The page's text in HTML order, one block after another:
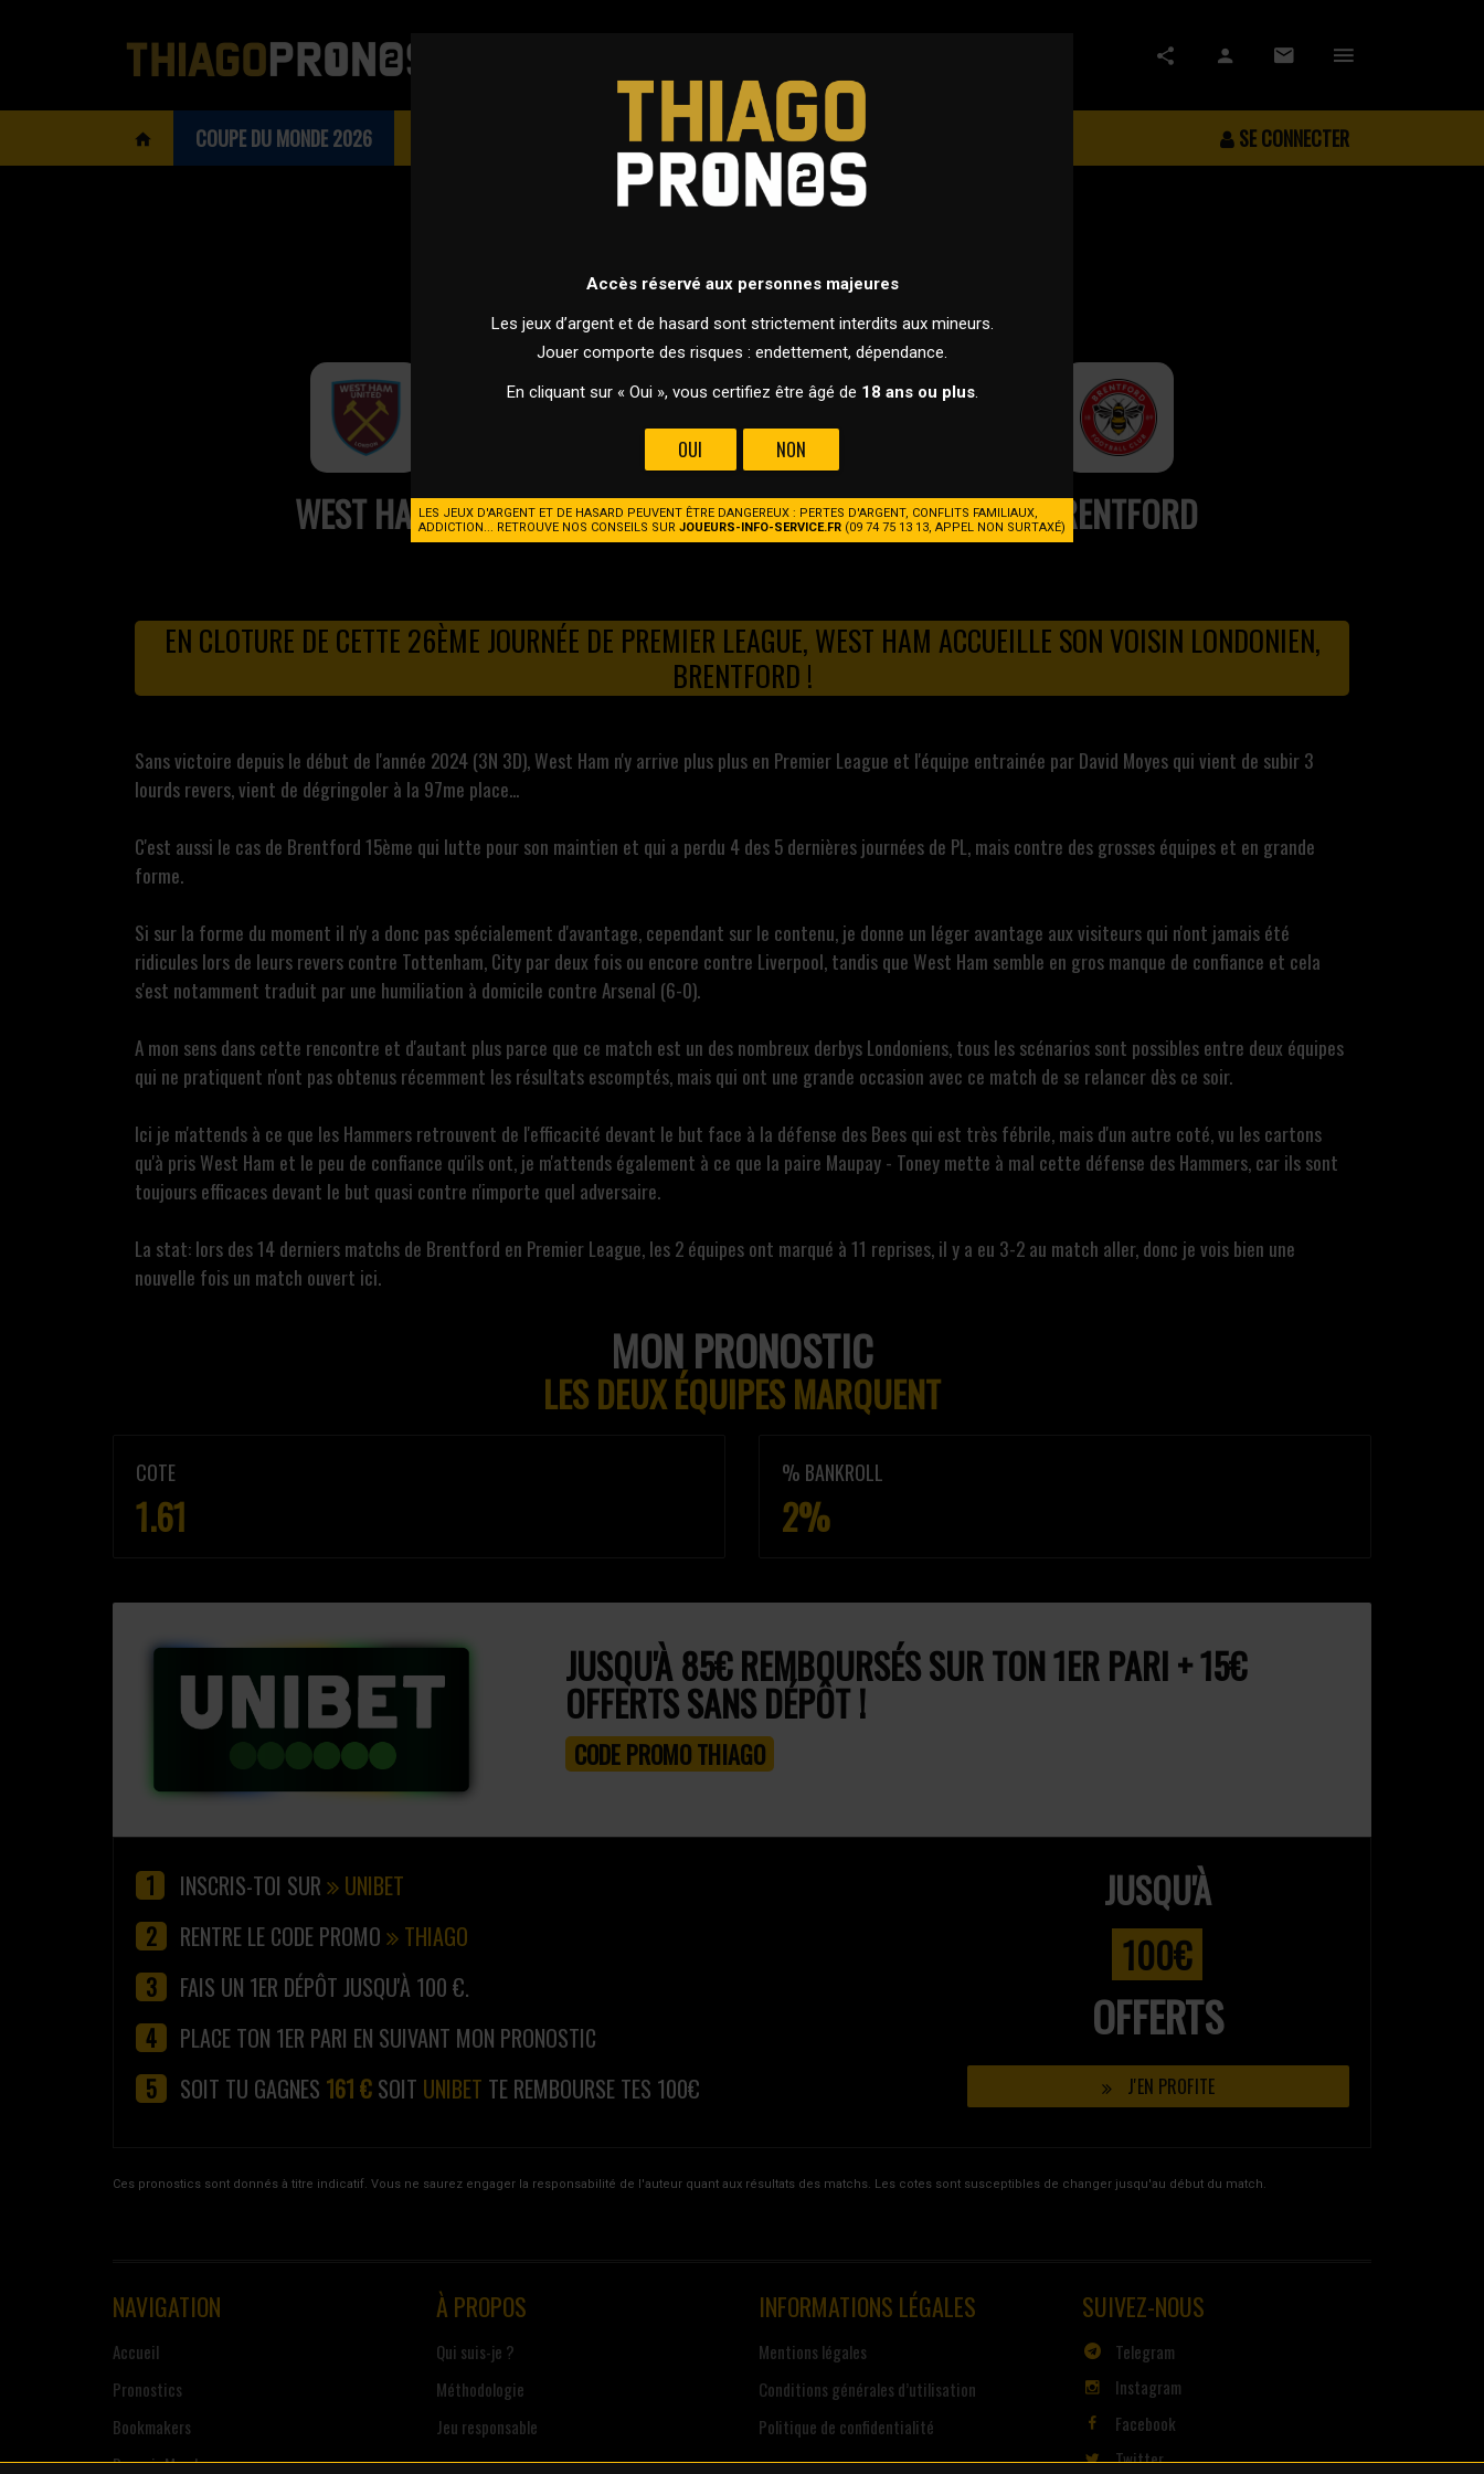
SE CONNECTER
COUPE DU MONDE 2026 PRONOSTICS DEVENIR MEMBRE
26 FÉVRIER 2024 À 21H00
WEST HAM
VS
BRENTFORD
EN CLOTURE DE CETTE 26ÈME JOURNÉE DE PREMIER LEAGUE, WEST HAM ACCUEILLE SON VOISIN LONDONIEN,
BRENTFORD !
Sans victoire depuis le début de l'année 2024 (3N 3D), West Ham n'y arrive plus plus en Premier League et l'équipe entrainée par David Moyes qui vient de subir 3
lourds revers, vient de dégringoler à la 97me place...
C'est aussi le cas de Brentford 15ème qui lutte pour son maintien et qui a perdu 4 des 5 dernières journées de PL, mais contre des grosses équipes et en grande
forme.
Si sur la forme du moment il n'y a donc pas spécialement d'avantage, cependant sur le contenu, je donne un léger avantage aux visiteurs qui n'ont jamais été
ridicules lors de leurs revers contre Tottenham, City par deux fois ou encore contre Liverpool, tandis que West Ham semble en gros manque de confiance et cela
s'est notamment traduit par une humiliation à domicile contre Arsenal (6-0).
A mon sens dans cette rencontre et d'autant plus parce que ce match est un des nombreux derbys Londoniens, tous les scénarios sont possibles entre deux équipes
qui ne pratiquent n'ont pas obtenus récemment les résultats escomptés, mais qui ont une grande occasion avec ce match de se relancer dès ce soir.
Ici je m'attends à ce que les Hammers retrouvent de l'efficacité devant le but face à la défense des Bees qui est très fébrile, mais d'un autre coté, vu les cartons
qu'à pris West Ham et le peu de confiance qu'ils ont, je m'attends également à ce que la paire Maupay - Toney mette à mal cette défense des Hammers, car ils sont
toujours efficaces devant le but quasi contre n'importe quel adversaire.
La stat: lors des 14 derniers matchs de Brentford en Premier League, les 2 équipes ont marqué à 11 reprises, il y a eu 3-2 au match aller, donc je vois bien une
nouvelle fois un match ouvert ici.
MON PRONOSTIC
LES DEUX ÉQUIPES MARQUENT
COTE
1.61
% BANKROLL
2%
JUSQU'À 85€ REMBOURSÉS SUR TON 1ER PARI + 15€
OFFERTS SANS DÉPÔT !
CODE PROMO THIAGO
JUSQU'À
100€
OFFERTS
J'EN PROFITE
INSCRIS-TOI SUR
UNIBET
RENTRE LE CODE PROMO
THIAGO
FAIS UN 1ER DÉPÔT JUSQU'À 100 €.
PLACE TON 1ER PARI EN SUIVANT MON PRONOSTIC
SOIT TU GAGNES 161 € SOIT UNIBET TE REMBOURSE TES 100€
Ces pronostics sont donnés à titre indicatif. Vous ne saurez engager la responsabilité de l'auteur quant aux résultats des matchs. Les cotes sont susceptibles de changer jusqu'au début du match.
NAVIGATION
Accueil
Pronostics
Bookmakers
Devenir Membre
À PROPOS
Qui suis-je ?
Méthodologie
Jeu responsable
INFORMATIONS LÉGALES
Mentions légales
Conditions générales d’utilisation
Politique de confidentialité
SUIVEZ-NOUS
Telegram
Instagram
Facebook
Twitter
Accès réservé aux personnes majeures
Les jeux d’argent et de hasard sont strictement interdits aux mineurs.
Jouer comporte des risques : endettement, dépendance.
En cliquant sur « Oui », vous certifiez être âgé de 18 ans ou plus.
OUI NON
LES JEUX D'ARGENT ET DE HASARD PEUVENT ÊTRE DANGEREUX : PERTES D'ARGENT, CONFLITS FAMILIAUX,
ADDICTION... RETROUVE NOS CONSEILS SUR JOUEURS-INFO-SERVICE.FR (09 74 75 13 13, APPEL NON SURTAXÉ)